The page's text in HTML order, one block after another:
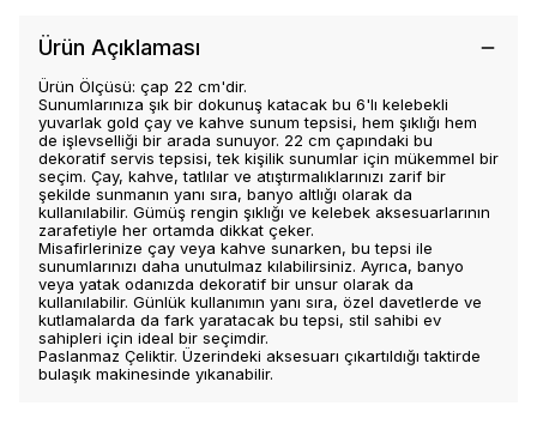
Ürün Açıklaması
Ürün Ölçüsü: çap 22 cm'dir.
Sunumlarınıza şık bir dokunuş katacak bu 6'lı kelebekli
yuvarlak gold çay ve kahve sunum tepsisi, hem şıklığı hem
de işlevselliği bir arada sunuyor. 22 cm çapındaki bu
dekoratif servis tepsisi, tek kişilik sunumlar için mükemmel bir
seçim. Çay, kahve, tatlılar ve atıştırmalıklarınızı zarif bir
şekilde sunmanın yanı sıra, banyo altlığı olarak da
kullanılabilir. Gümüş rengin şıklığı ve kelebek aksesuarlarının
zarafetiyle her ortamda dikkat çeker.
Misafirlerinize çay veya kahve sunarken, bu tepsi ile
sunumlarınızı daha unutulmaz kılabilirsiniz. Ayrıca, banyo
veya yatak odanızda dekoratif bir unsur olarak da
kullanılabilir. Günlük kullanımın yanı sıra, özel davetlerde ve
kutlamalarda da fark yaratacak bu tepsi, stil sahibi ev
sahipleri için ideal bir seçimdir.
Paslanmaz Çeliktir. Üzerindeki aksesuarı çıkartıldığı taktirde
bulaşık makinesinde yıkanabilir.